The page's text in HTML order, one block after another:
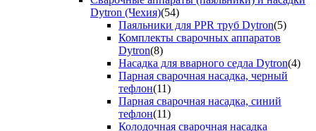
Dytron (Чехия)(54)
Паяльники для PPR труб Dytron(5)
Комплекты сварочных аппаратов
Dytron(8)
Насадка для вварного седла Dytron(4)
Парная сварочная насадка, черный
тефлон(11)
Парная сварочная насадка, синий
тефлон(11)
Колодочная сварочная насадка